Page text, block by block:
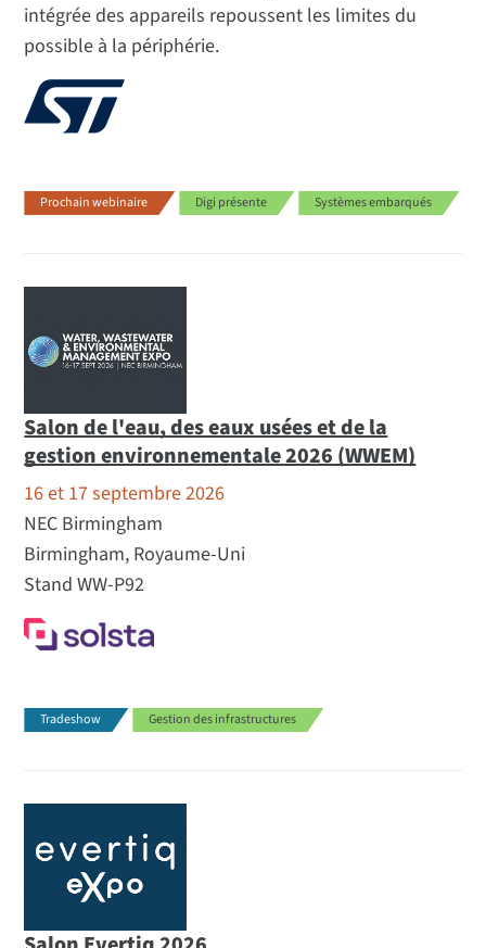
intégrée des appareils repoussent les limites du
possible à la périphérie.
Prochain webinaire Digi présente Systèmes embarqués
Salon de l'eau, des eaux usées et de la
gestion environnementale 2026 (WWEM)
16 et 17 septembre 2026
NEC Birmingham
Birmingham, Royaume-Uni
Stand WW-P92
Tradeshow Gestion des infrastructures